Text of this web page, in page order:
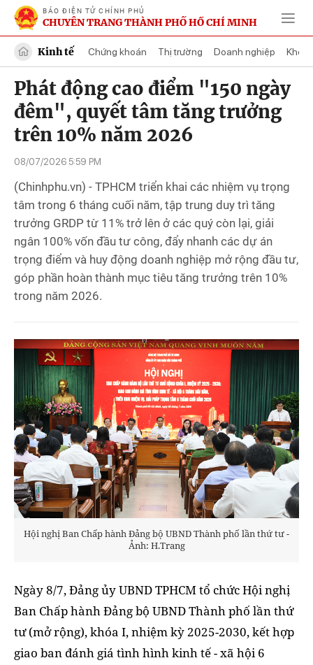
BÁO ĐIỆN TỬ CHÍNH PHỦ
CHUYÊN TRANG THÀNH PHỐ HỒ CHÍ MINH
Kinh tế Chứng khoán Thị trường Doanh nghiệp Khởi
Phát động cao điểm "150 ngày
đêm", quyết tâm tăng trưởng
trên 10% năm 2026
08/07/2026 5:59 PM
(Chinhphu.vn) - TPHCM triển khai các nhiệm vụ trọng
tâm trong 6 tháng cuối năm, tập trung duy trì tăng
trưởng GRDP từ 11% trở lên ở các quý còn lại, giải
ngân 100% vốn đầu tư công, đẩy nhanh các dự án
trọng điểm và huy động doanh nghiệp mở rộng đầu tư,
góp phần hoàn thành mục tiêu tăng trưởng trên 10%
trong năm 2026.
Hội nghị Ban Chấp hành Đảng bộ UBND Thành phố lần thứ tư -
Ảnh: H.Trang
Ngày 8/7, Đảng ủy UBND TPHCM tổ chức Hội nghị
Ban Chấp hành Đảng bộ UBND Thành phố lần thứ
tư (mở rộng), khóa I, nhiệm kỳ 2025-2030, kết hợp
giao ban đánh giá tình hình kinh tế - xã hội 6